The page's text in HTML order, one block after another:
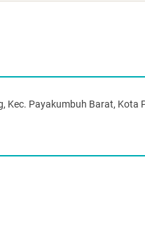
Kec. Payakumbuh Barat, Kota